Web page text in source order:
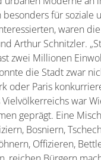
für soziale
waren
Arthur Schnitzler.
zwei Millionen
die Stadt zwar
oder Paris
war
geprägt. Eine
Bosniern,
Offizieren,